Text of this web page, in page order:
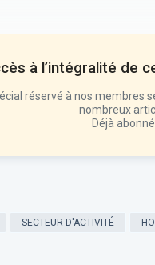
à l’intégralité de
réservé à nos membres
nombreux
Déjà
SECTEUR D'ACTIVITÉ